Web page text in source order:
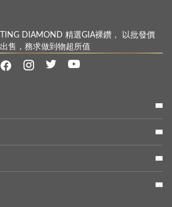
TING DIAMOND 精選GIA裸鑽， 以批發價
出售，務求做到物超所值